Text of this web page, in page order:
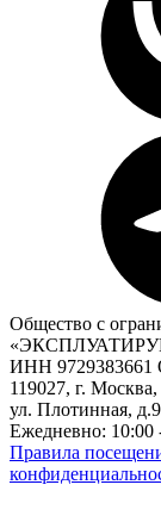
Общество с
ИНН 9729383661
119027, г.
ул. Плотинная, д.9
Ежедневно: 10:00
Правила